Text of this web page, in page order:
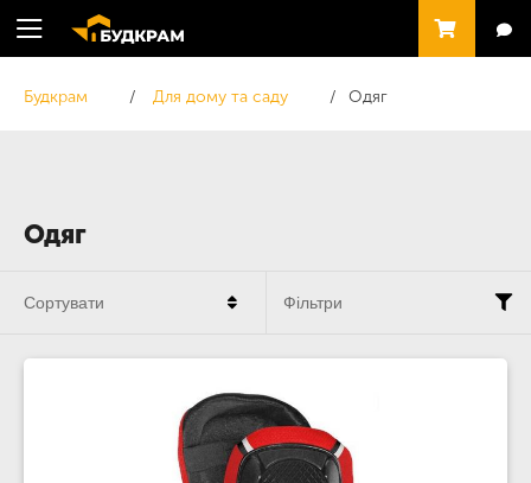
Одяг
Будкрам Для дому та саду Одяг
Сортувати Фільтри